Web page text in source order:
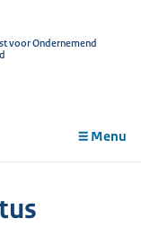
voor Ondernemend
Menu